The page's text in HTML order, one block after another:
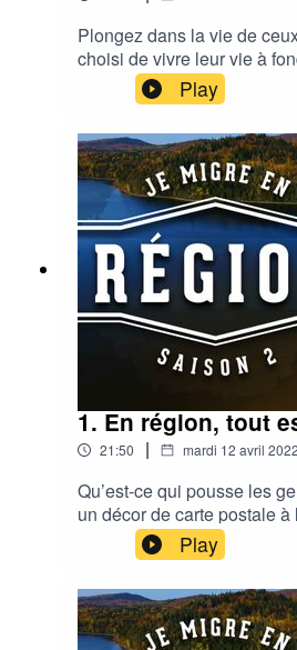
Plongez dans la vie de
choisi de vivre leur vie à
La Matapédia. Vous y
les bas de ces choix qui
le mieux, dans une région
entre le Bas-Saint-Laurent
Play
1. En région, tout
21:50 | mardi 12 avril 2022
Qu’est-ce qui pousse les
un décor de carte postale à
épisode, on tente de
et les défis auxquels sont
personnes qui choisissent
meilleur et pour le pire,
Québec où tout est
Play